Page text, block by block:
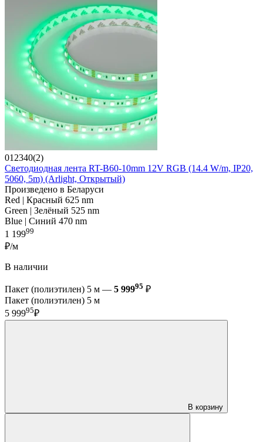
012340(2)
Светодиодная лента RT-B60-10mm 12V RGB (14.4 W/m, IP20,
5060, 5m) (Arlight, Открытый)
Произведено в Беларуси
Red | Красный 625 nm
Green | Зелёный 525 nm
Blue | Синий 470 nm
1 19999
₽/м
В наличии
Пакет (полиэтилен) 5 м — 5 99995 ₽
Пакет (полиэтилен) 5 м
5 99995₽
В корзину